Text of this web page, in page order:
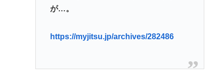
が…。
https://myjitsu.jp/archives/282486